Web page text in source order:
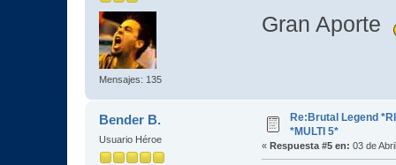
Mensajes: 135
Gran Aporte
Bender B.
Usuario Héroe
Re:Brutal Legend
*MULTI 5*
« Respuesta #5 en: 03 de